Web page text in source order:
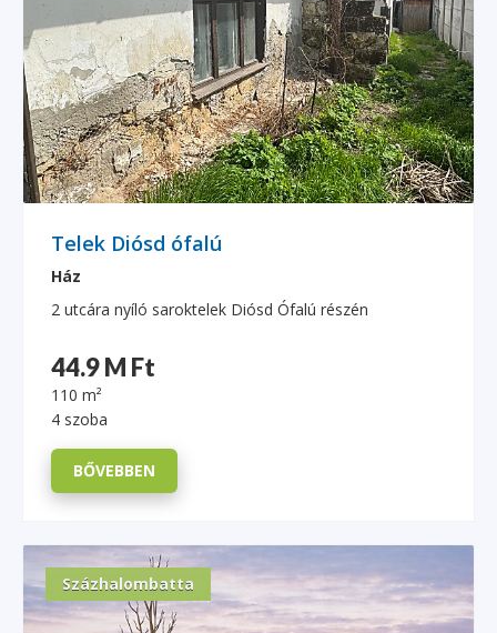
Telek Diósd ófalú
Ház
2 utcára nyíló saroktelek Diósd Ófalú részén
44.9 M Ft
110 m²
4 szoba
BŐVEBBEN
Százhalombatta